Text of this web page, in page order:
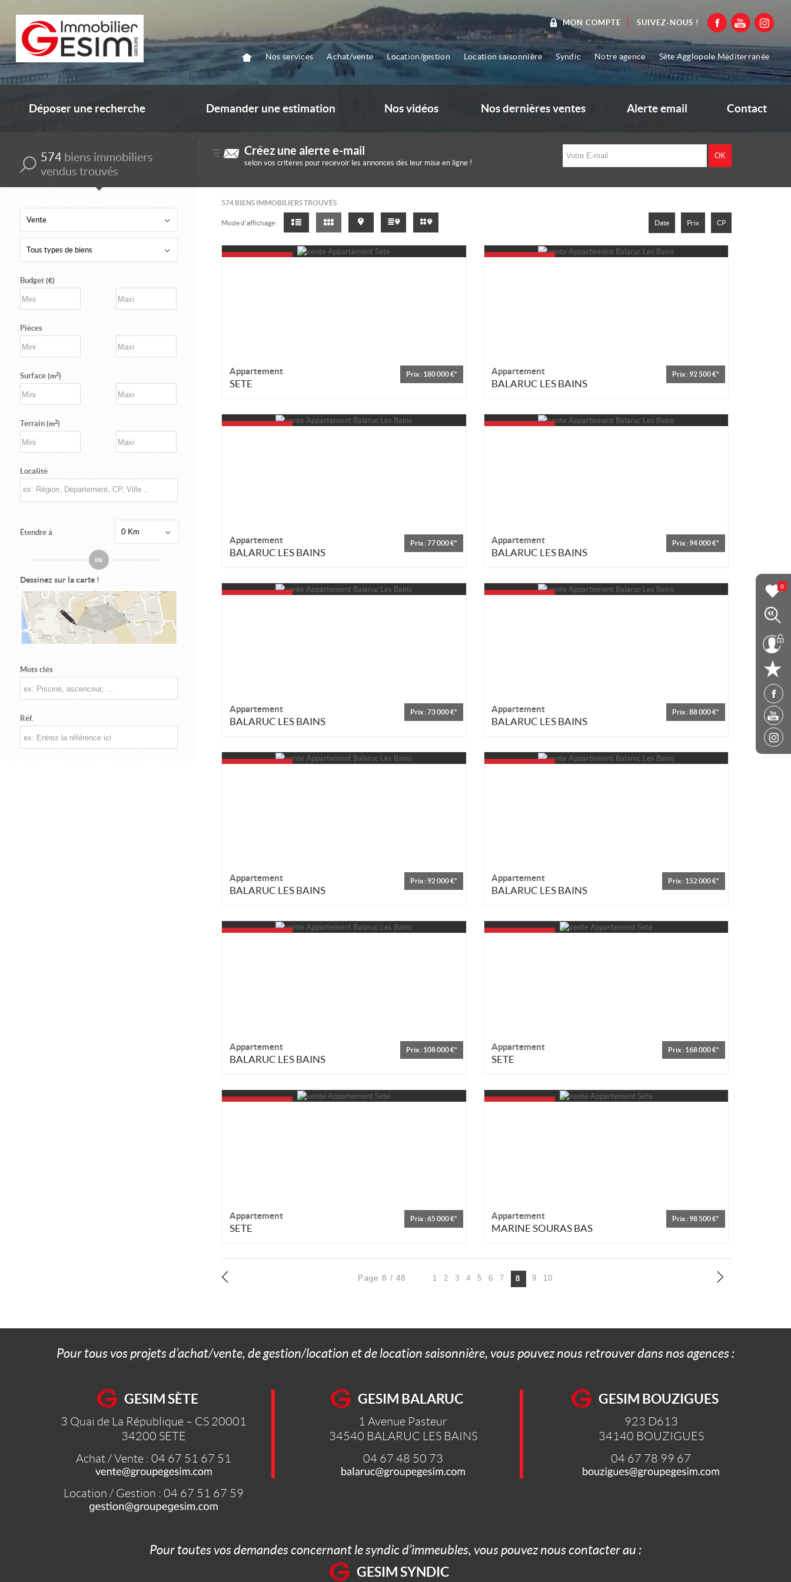
MON COMPTE SUIVEZ-NOUS !
Nos services Achat/vente Location/gestion Location saisonnière Syndic Notre agence Sète Agglopole Méditerranée
0
Déposer une recherche Demander une estimation Nos vidéos Nos dernières ventes Alerte email Contact
574 biens immobiliers
vendus trouvés
Créez une alerte e-mail
selon vos critères pour recevoir les annonces dès leur mise en ligne !
Vente
Tous types de biens
Budget (€)
Pièces
Surface (m2)
Terrain (m2)
Localité
Étendre à 0 Km
Dessinez sur la carte !
Mots clés
Réf.
574 BIENS IMMOBILIERS TROUVÉS
Mode d'affichage : Date Prix CP
Appartement
SETE
Prix : 180 000 €* Appartement
BALARUC LES BAINS
Prix : 92 500 €*
Appartement
BALARUC LES BAINS
Prix : 77 000 €* Appartement
BALARUC LES BAINS
Prix : 94 000 €*
Appartement
BALARUC LES BAINS
Prix : 73 000 €* Appartement
BALARUC LES BAINS
Prix : 88 000 €*
Appartement
BALARUC LES BAINS
Prix : 92 000 €* Appartement
BALARUC LES BAINS
Prix : 152 000 €*
Appartement
BALARUC LES BAINS
Prix : 108 000 €* Appartement
SETE
Prix : 168 000 €*
Appartement
SETE
Prix : 65 000 €* Appartement
MARINE SOURAS BAS
Prix : 98 500 €*
Page 8 / 48 1 2 3 4 5 6 7 8 9 10
Pour tous vos projets d’achat/vente, de gestion/location et de location saisonnière, vous pouvez nous retrouver dans nos agences :
GESIM SÈTE
3 Quai de La République – CS 20001
34200 SETE
Achat / Vente : 04 67 51 67 51
Location / Gestion : 04 67 51 67 59
GESIM BALARUC
1 Avenue Pasteur
34540 BALARUC LES BAINS
04 67 48 50 73
GESIM BOUZIGUES
923 D613
34140 BOUZIGUES
04 67 78 99 67
Pour toutes vos demandes concernant le syndic d’immeubles, vous pouvez nous contacter au :
GESIM SYNDIC